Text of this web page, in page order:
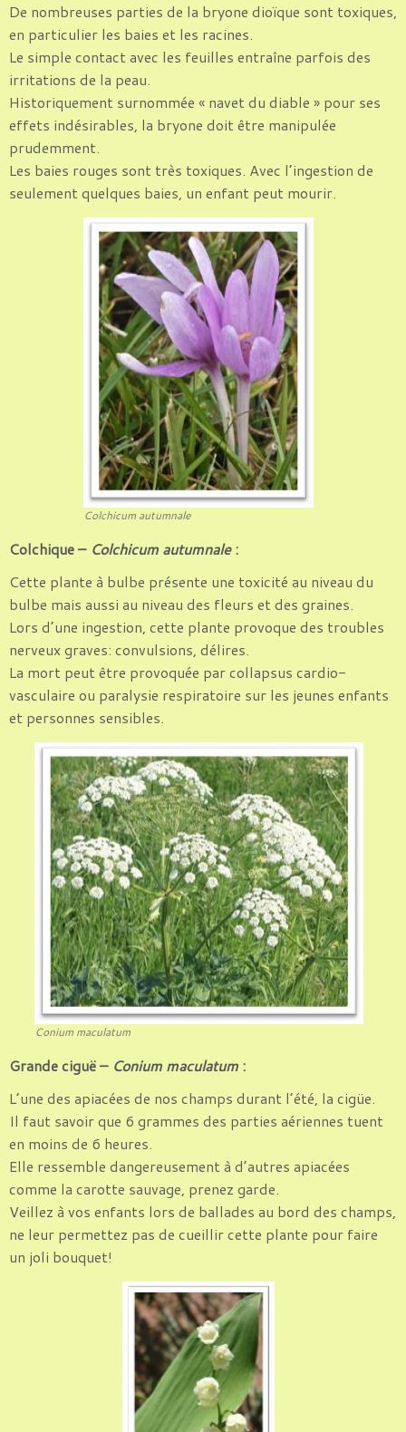
De nombreuses parties de la bryone dioïque sont toxiques,
en particulier les baies et les racines.
Le simple contact avec les feuilles entraîne parfois des
irritations de la peau.
Historiquement surnommée « navet du diable » pour ses
effets indésirables, la bryone doit être manipulée
prudemment.
Les baies rouges sont très toxiques. Avec l’ingestion de
seulement quelques baies, un enfant peut mourir.
Colchicum autumnale
Colchique – Colchicum autumnale:
Cette plante à bulbe présente une toxicité au niveau du
bulbe mais aussi au niveau des fleurs et des graines.
Lors d’une ingestion, cette plante provoque des troubles
nerveux graves: convulsions, délires.
La mort peut être provoquée par collapsus cardio-
vasculaire ou paralysie respiratoire sur les jeunes enfants
et personnes sensibles.
Conium maculatum
Grande ciguë – Conium maculatum :
L’une des apiacées de nos champs durant l’été, la cigüe.
Il faut savoir que 6 grammes des parties aériennes tuent
en moins de 6 heures.
Elle ressemble dangereusement à d’autres apiacées
comme la carotte sauvage, prenez garde.
Veillez à vos enfants lors de ballades au bord des champs,
ne leur permettez pas de cueillir cette plante pour faire
un joli bouquet!